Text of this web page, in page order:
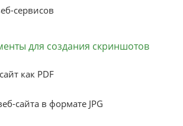
сервисов
для создания скриншотов
как PDF
сайта в формате JPG